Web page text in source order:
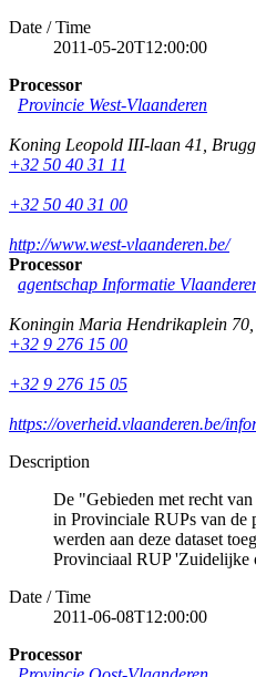
Date / Time
2011-05-20T12:00:00
Processor
Provincie West-Vlaanderen
Koning Leopold III-laan 41
+32 50 40 31 11
+32 50 40 31 00
http://www.west-vlaanderen.be/
Processor
agentschap Informatie
Koningin Maria Hendrikaplein 70
+32 9 276 15 00
+32 9 276 15 05
https://overheid.vlaanderen.be/
Description
De "Gebieden met recht
in Provinciale RUPs van de
werden aan deze dataset
Provinciaal RUP 'Zuidelijke
Date / Time
2011-06-08T12:00:00
Processor